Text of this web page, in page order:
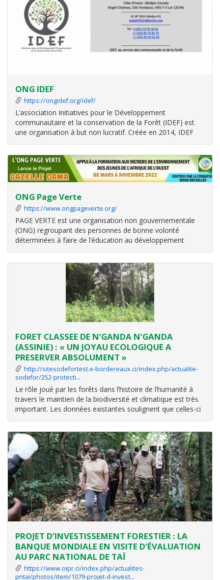
En Côte d’Ivoire, l’Administration des Eaux et Forêts en
ONG IDEF
https://ongidef.org/idef/
L’association Initiatives pour le Développement
communautaire et la conservation de la Forêt (IDEF) est
une organisation à but non lucratif. Créée en 2014, IDEF
consciente de son
ONG Page Verte
https://www.ongpageverte.org/
PAGE VERTE est une organisation non gouvernementale
(ONG) regroupant des personnes de bonne volonté
déterminées à faire de l’éducation au développement
FORET CLASSEE DE N’GANDA N’GANDA
(ASSINIE) : « UN JOYAU ECOLOGIQUE A
PRESERVER ABSOLUMENT »
http://sitesodefortest.e-bordereaux.ci/index.php/actualite-
sodefor/252-protecti…
Le rôle joué par les forêts dans l’histoire de l’humanité à
travers le maintien de la biodiversité et climatique est très
important. Les données existantes soulignent que celles-ci
PROJET D’INVESTISSEMENT FORESTIER : LA
BANQUE MONDIALE EN VISITE D’ÉVALUATION
AU PARC NATIONAL DE TAÏ
https://www.oipr.ci/index.php/actualites-
pntai/photos/item/1079-projet-d-invest…